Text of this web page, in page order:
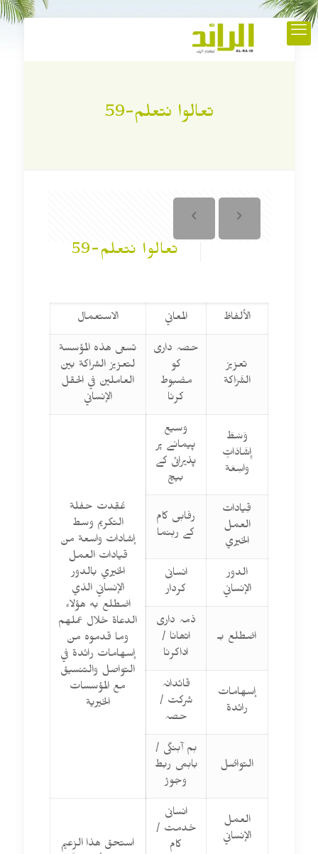
تعالوا نتعلم-59
تعالوا نتعلم-59
الألفاظ المعاني الاستعمال
تعزيز
الشَرَاكة
حصہ داری
کو
مضبوط
کرنا
تسعى هذه المؤسسة
لتعزيز الشراكة بين
العاملين في الحقل
الإنساني
وَسْطَ
إِشَادَاتٍ
واسِعَة
وسیع
پیمانے پر
پذیرائی کے
بیچ
عُقِدت حفلة
التكريم وسط
إشادات واسعة من
قيادات العمل
الخيري بالدور
الإنساني الذي
اضطلع به هؤلاء
الدعاة خلال عملهم
وما قدموه من
إسهامات رائدة في
التواصل والتنسيق
مع المؤسسات
الخيرية
قِيادات
العمل
الخيري
رفاہی کام
کے رہنما
الدور
الإنساني
انسانی
کردار
اضطلع بـ
ذمہ داری
اٹھانا /
اداکرنا
إسهامات
رائدة
قائدانہ
شرکت /
حصہ
التواصُل
ہم آہنگی /
باہمی ربط
وجوڑ
العمل
الإنساني
انسانی
خدمت /
کام
استحق هذا الزعيم